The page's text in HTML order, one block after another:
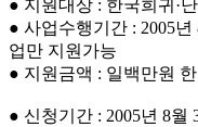
● 지원대상 : 한국희귀·
● 사업수행기간 : 2005
업만 지원가능
● 지원금액 : 일백만원
● 신청기간 : 2005년 8월